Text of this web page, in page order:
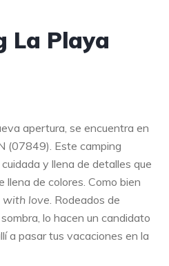
La Playa
apertura, se encuentra en
(07849). Este camping
y llena de detalles que
llena de colores. Como bien
with love . Rodeados de
lo hacen un candidato
a pasar tus vacaciones en la